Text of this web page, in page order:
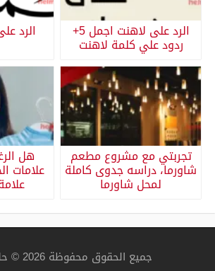
الرد على لاهنت اجمل 5+
ردود علي كلمة لاهنت
الرد
تجربتي مع مشروع مطعم
شاورما، دراسه جدوى كاملة
لمحل شاورما
هل
علامات
جميع الحقوق محفوظة 2026 © حلم العرب